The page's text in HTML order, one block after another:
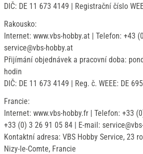
DIČ: DE 11 673 4149 | Registrační číslo
Rakousko:
Internet: www.vbs-hobby.at | Telefon: +43
service@vbs-hobby.at
Přijímání objednávek a pracovní doba:
hodin
DIČ: DE 11 673 4149 | Reg. č. WEEE: DE
Francie:
Internet: www.vbs-hobby.fr | Telefon: +33
+33 (0) 3 26 91 05 84 | E-mail:
Kontaktní adresa: VBS Hobby Service, 23
Nizy-le-Comte, Francie